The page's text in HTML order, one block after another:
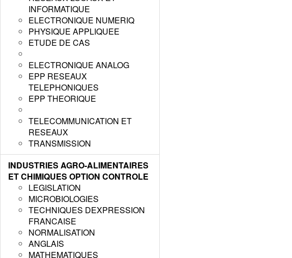
INFORMATIQUE
ELECTRONIQUE NUMERIQ
PHYSIQUE APPLIQUEE
ETUDE DE CAS
ELECTRONIQUE ANALOG
EPP RESEAUX
TELEPHONIQUES
EPP THEORIQUE
TELECOMMUNICATION ET
RESEAUX
TRANSMISSION
INDUSTRIES AGRO-ALIMENTAIRES
ET CHIMIQUES OPTION CONTROLE
LEGISLATION
MICROBIOLOGIES
TECHNIQUES DEXPRESSION
FRANCAISE
NORMALISATION
ANGLAIS
MATHEMATIQUES